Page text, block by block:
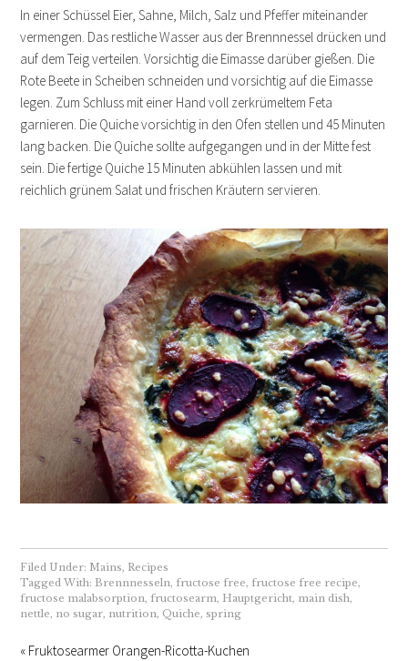
In einer Schüssel Eier, Sahne, Milch, Salz und Pfeffer miteinander
vermengen. Das restliche Wasser aus der Brennnessel drücken und
auf dem Teig verteilen. Vorsichtig die Eimasse darüber gießen. Die
Rote Beete in Scheiben schneiden und vorsichtig auf die Eimasse
legen. Zum Schluss mit einer Hand voll zerkrümeltem Feta
garnieren. Die Quiche vorsichtig in den Ofen stellen und 45 Minuten
lang backen. Die Quiche sollte aufgegangen und in der Mitte fest
sein. Die fertige Quiche 15 Minuten abkühlen lassen und mit
reichlich grünem Salat und frischen Kräutern servieren.
Filed Under: Mains, Recipes
Tagged With:Brennnesseln,fructose free,fructose free recipe,
fructose malabsorption,fructosearm, Hauptgericht, main dish,
nettle, no sugar, nutrition, Quiche, spring
« Fruktosearmer Orangen-Ricotta-Kuchen